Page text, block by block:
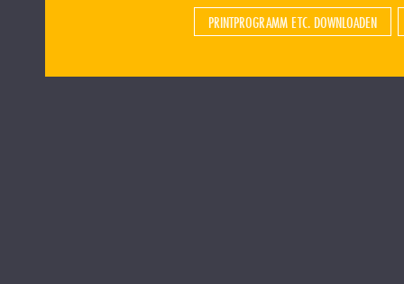
PRINTPROGRAMM ETC. DOWNLOADEN